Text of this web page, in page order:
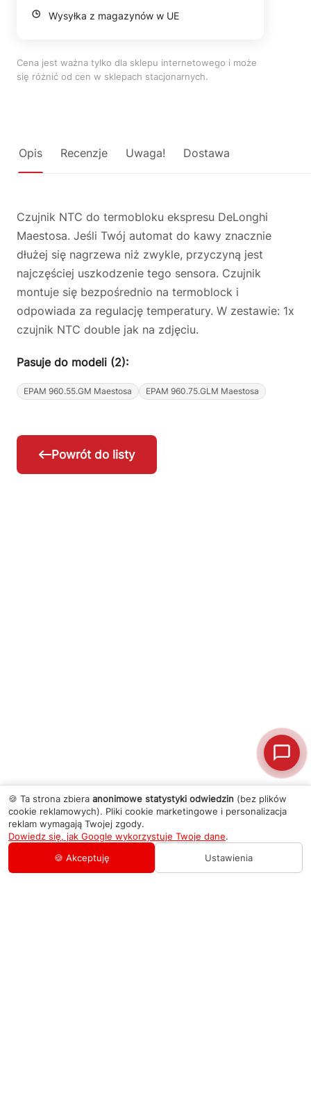
Wysyłka z magazynów w UE
Cena jest ważna tylko dla sklepu internetowego i może
się różnić od cen w sklepach stacjonarnych.
Opis Recenzje Uwaga! Dostawa
Czujnik NTC do termobloku ekspresu DeLonghi
Maestosa. Jeśli Twój automat do kawy znacznie
dłużej się nagrzewa niż zwykle, przyczyną jest
najczęściej uszkodzenie tego sensora. Czujnik
montuje się bezpośrednio na termoblock i
odpowiada za regulację temperatury. W zestawie: 1x
czujnik NTC double jak na zdjęciu.
Pasuje do modeli (2):
EPAM 960.55.GM Maestosa EPAM 960.75.GLM Maestosa
Powrót do listy
🍪 Ta strona zbiera anonimowe statystyki odwiedzin (bez plików
cookie reklamowych). Pliki cookie marketingowe i personalizacja
reklam wymagają Twojej zgody.
Dowiedz się, jak Google wykorzystuje Twoje dane.
🍪 Akceptuję
Ustawienia